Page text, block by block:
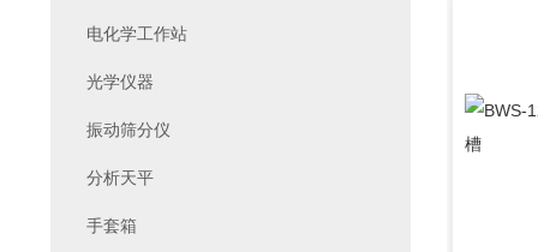
电化学工作站
光学仪器
振动筛分仪
分析天平
手套箱